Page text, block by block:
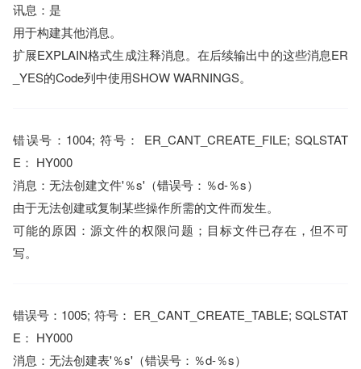
讯息：是
用于构建其他消息。
扩展EXPLAIN格式生成注释消息。在后续输出中的这些消息ER
_YES的Code列中使用SHOW WARNINGS。
错误号：1004; 符号： ER_CANT_CREATE_FILE; SQLSTAT
E： HY000
消息：无法创建文件'％s'（错误号：％d-％s）
由于无法创建或复制某些操作所需的文件而发生。
可能的原因：源文件的权限问题；目标文件已存在，但不可
写。
错误号：1005; 符号： ER_CANT_CREATE_TABLE; SQLSTAT
E： HY000
消息：无法创建表'％s'（错误号：％d-％s）